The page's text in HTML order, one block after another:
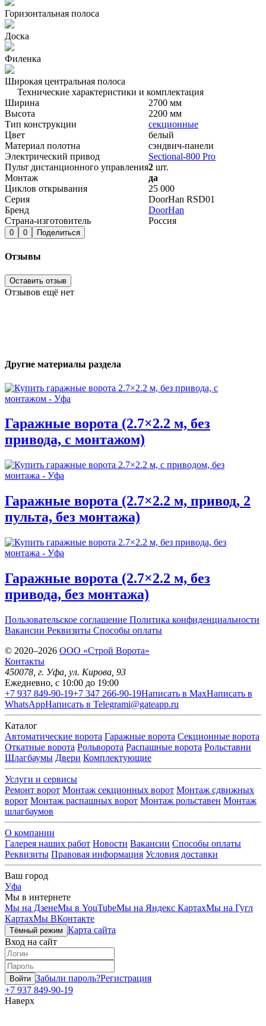
Горизонтальная полоса
Доска
Филенка
Широкая центральная полоса
Технические характеристики и комплектация
Ширина
2700 мм
Высота
2200 мм
Тип конструкции
секционные
Цвет
белый
Материал полотна
сэндвич-панели
Электрический привод
Sectional-800 Pro
Пульт дистанционного управления2 шт.
Монтаж
да
Циклов открывания
25 000
Серия
DoorHan RSD01
Бренд
DoorHan
Страна-изготовитель
Россия
0 0 Поделиться
Отзывы
Оставить отзыв
Отзывов ещё нет
Другие материалы раздела
Гаражные ворота (2.7×2.2 м, без
привода, с монтажом)
Гаражные ворота (2.7×2.2 м, привод, 2
пульта, без монтажа)
Гаражные ворота (2.7×2.2 м, без
привода, без монтажа)
Пользовательское соглашение Политика конфиденциальности
Вакансии Реквизиты Способы оплаты
© 2020–2026 OOO «Строй Ворота»
Контакты
450078 , г. Уфа ул. Кирова, 93
Ежедневно, с 10:00 до 19:00
+7 937 849-90-19+7 347 266-90-19Написать в MaxНаписать в
WhatsAppНаписать в Telegrami@gateapp.ru
Каталог
Автоматические ворота Гаражные ворота Секционные ворота
Откатные ворота Рольворота Распашные ворота Рольставни
Шлагбаумы Двери Комплектующие
Услуги и сервисы
Ремонт ворот Монтаж секционных ворот Монтаж сдвижных
ворот Монтаж распашных ворот Монтаж рольставен Монтаж
шлагбаумов
О компании
Галерея наших работ Новости Вакансии Способы оплаты
Реквизиты Правовая информация Условия доставки
Ваш город
Уфа
Мы в интернете
Мы на ДзенеМы в YouTubeМы на Яндекс КартахМы на Гугл
КартахМы ВКонтакте
Тёмный режим Карта сайта
Вход на сайт
Войти Забыли пароль?Регистрация
+7 937 849-90-19
Наверх